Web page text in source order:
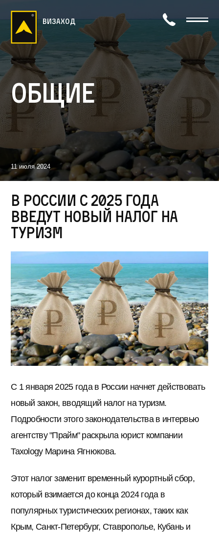
визаход
Общие
11 июля 2024
В России с 2025 года
введут новый налог на
туризм
С 1 января 2025 года в России начнет действовать
новый закон, вводящий налог на туризм.
Подробности этого законодательства в интервью
агентству "Прайм" раскрыла юрист компании
Taxology Марина Ягнюкова.
Этот налог заменит временный курортный сбор,
который взимается до конца 2024 года в
популярных туристических регионах, таких как
Крым, Санкт-Петербург, Ставрополье, Кубань и